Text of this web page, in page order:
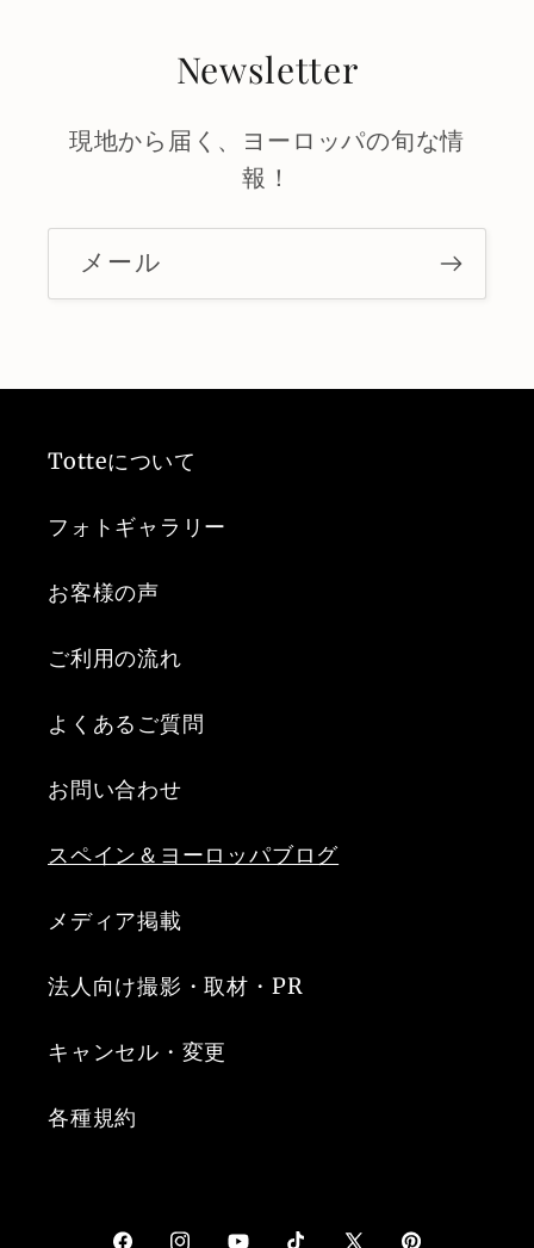
Newsletter
現地から届く、ヨーロッパの旬な情
報！
メール
Totteについて
フォトギャラリー
お客様の声
ご利用の流れ
よくあるご質問
お問い合わせ
スペイン＆ヨーロッパブログ
メディア掲載
法人向け撮影・取材・PR
キャンセル・変更
各種規約